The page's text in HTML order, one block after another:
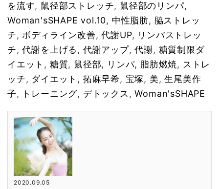
を流す, 鼠径部ストレッチ, 鼠径部のリンパ,
Woman'sSHAPE vol.10, 中性脂肪, 脇ストレッ
チ, ボディライン改善,代謝UP, リンパストレッ
チ,代謝を上げる , 代謝アップ,代謝, 糖質制限ダ
イエット , 糖質, 鼠径部, リンパ, 脂肪燃焼, ストレ
ッチ, ダイエット , 拓麻早希, 宝塚, 美,生尾美作
子, トレーニング, デトックス ,Woman'sSHAPE
2020.09.05